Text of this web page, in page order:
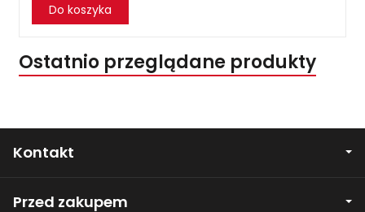
Do koszyka
Ostatnio przeglądane produkty
Kontakt
Przed zakupem